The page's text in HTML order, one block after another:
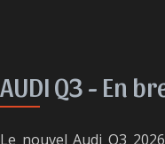
AUDI Q3 - En
Le nouvel Audi Q3